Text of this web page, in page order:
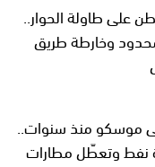
على طاولة الحوار..
وخارطة طريق
موسكو منذ سنوات..
نفط وتعطّل مطارات